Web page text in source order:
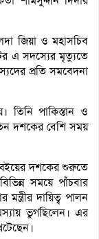
জিয়া ও মহাসচিব
এ সদস্যের মৃত্যুতে
প্রতি সমবেদনা
তিনি পাকিস্তান ও
দশকের বেশি সময়
দশকের শুরুতে
সময়ে পাঁচবার
দায়িত্ব পালন
ভুগছিলেন। এর